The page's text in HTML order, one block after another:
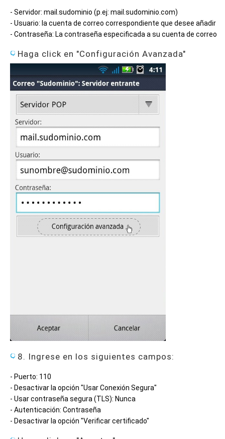
- Servidor: mail.sudominio (p.ej: mail.sudominio.com)
- Usuario: la cuenta de correo correspondiente que desee añadir
- Contraseña: La contraseña especificada a su cuenta de correo
Haga click en "Configuración Avanzada"
8. Ingrese en los siguientes campos:
- Puerto: 110
- Desactivar la opción "Usar Conexión Segura"
- Usar contraseña segura (TLS): Nunca
- Autenticación: Contraseña
- Desactivar la opción "Verificar certificado"